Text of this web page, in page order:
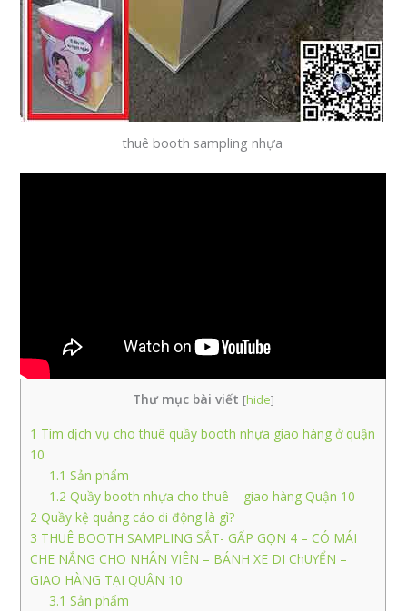
thuê booth sampling nhựa
Thư mục bài viết [hide]
1 Tìm dịch vụ cho thuê quầy booth nhựa giao hàng ở quận
10
1.1 Sản phẩm
1.2 Quầy booth nhựa cho thuê – giao hàng Quận 10
2 Quầy kệ quảng cáo di động là gì?
3 THUÊ BOOTH SAMPLING SẮT- GẤP GỌN 4 – CÓ MÁI
CHE NẮNG CHO NHÂN VIÊN – BÁNH XE DI ChUYỂN –
GIAO HÀNG TẠI QUẬN 10
3.1 Sản phẩm